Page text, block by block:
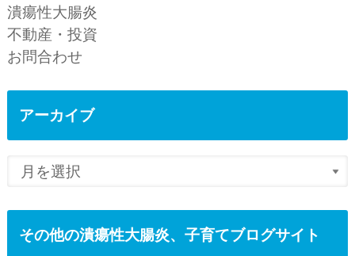
潰瘍性大腸炎
不動産・投資
お問合わせ
アーカイブ
その他の潰瘍性大腸炎、子育てブログサイト